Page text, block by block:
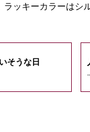
ッキーカラーはシル
そうな日